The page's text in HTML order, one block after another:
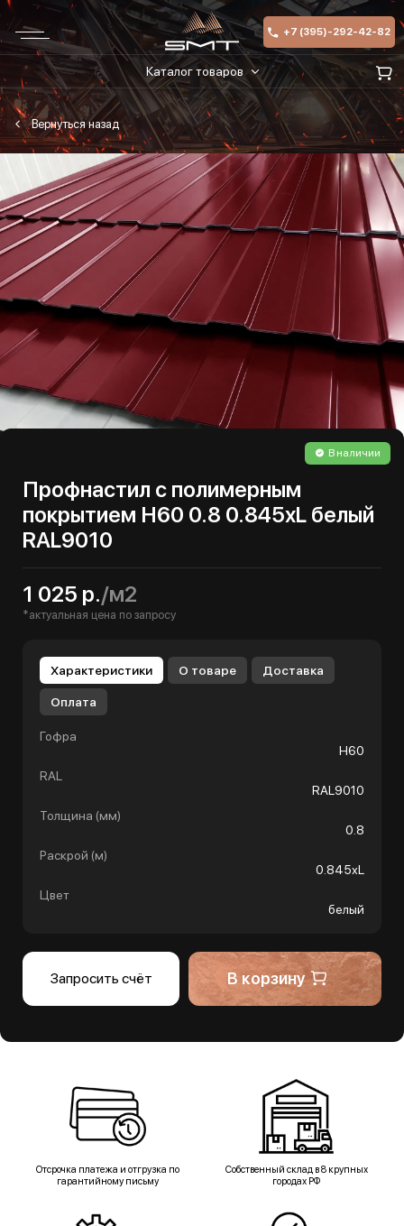
+7 (395)-292-42-82
Каталог товаров
В наличии
Профнастил с полимерным
покрытием Н60 0.8 0.845хL белый
RAL9010
1 025 р./м2
*актуальная цена по запросу
Характеристики О товаре Доставка
Оплата
Гофра
Н60
RAL
RAL9010
Толщина (мм)
0.8
Раскрой (м)
0.845хL
Цвет
белый
Запросить счёт В корзину
Отсрочка платежа и отгрузка по
гарантийному письму
Собственный склад в 8 крупных
городах РФ